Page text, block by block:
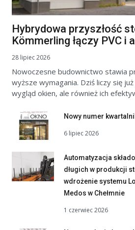
Hybrydowa przyszłość
Kömmerling łączy PVC i
28 lipiec 2026
Nowoczesne budownictwo stawia
wyższe wymagania. Dziś liczy się
wygląd okien, ale również ich
Nowy numer
6 lipiec 2026
Automatyzacja
długich w produkcji
wdrożenie systemu
Medos w Chełmnie
1 czerwiec 2026